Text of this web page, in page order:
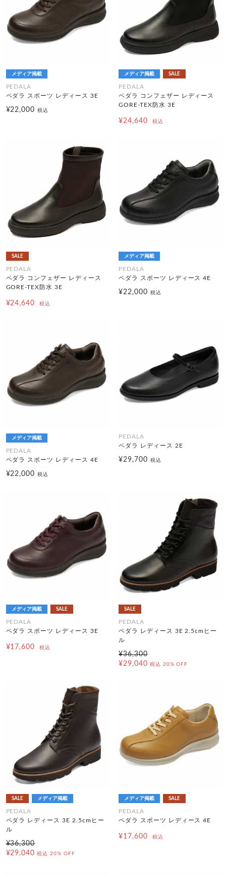
メディア掲載
PEDALA
ペダラ スポーツ レディース 3E
¥22,000税込
メディア掲載 SALE
PEDALA
ペダラ コンフェザー レディース
GORE-TEX防水 3E
¥24,640 税込
SALE
PEDALA
ペダラ コンフェザー レディース
GORE-TEX防水 3E
¥24,640 税込
メディア掲載
PEDALA
ペダラ スポーツ レディース 4E
¥22,000 税込
メディア掲載
PEDALA
ペダラ スポーツ レディース 4E
¥22,000税込
PEDALA
ペダラ レディース 2E
¥29,700 税込
メディア掲載 SALE
PEDALA
ペダラ スポーツ レディース 3E
¥17,600 税込
SALE
PEDALA
ペダラ レディース 3E 2.5cmヒー
ル
¥36,300
¥29,040 税込 20% OFF
SALE メディア掲載
PEDALA
ペダラ レディース 3E 2.5cmヒー
ル
¥36,300
¥29,040 税込 20% OFF
メディア掲載 SALE
PEDALA
ペダラ スポーツ レディース 4E
¥17,600 税込